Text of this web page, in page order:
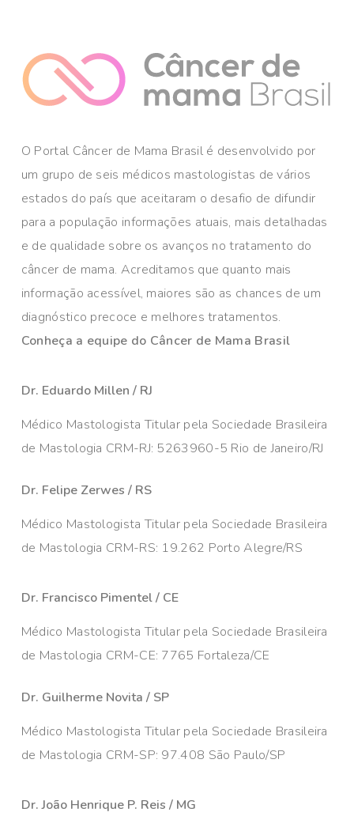
O Portal Câncer de Mama Brasil é desenvolvido por
um grupo de seis médicos mastologistas de vários
estados do país que aceitaram o desafio de difundir
para a população informações atuais, mais detalhadas
e de qualidade sobre os avanços no tratamento do
câncer de mama. Acreditamos que quanto mais
informação acessível, maiores são as chances de um
diagnóstico precoce e melhores tratamentos.
Conheça a equipe do Câncer de Mama Brasil
Dr. Eduardo Millen / RJ
Médico Mastologista Titular pela Sociedade Brasileira
de Mastologia CRM-RJ: 5263960-5 Rio de Janeiro/RJ
Dr. Felipe Zerwes / RS
Médico Mastologista Titular pela Sociedade Brasileira
de Mastologia CRM-RS: 19.262 Porto Alegre/RS
Dr. Francisco Pimentel / CE
Médico Mastologista Titular pela Sociedade Brasileira
de Mastologia CRM-CE: 7765 Fortaleza/CE
Dr. Guilherme Novita / SP
Médico Mastologista Titular pela Sociedade Brasileira
de Mastologia CRM-SP: 97.408 São Paulo/SP
Dr. João Henrique P. Reis / MG